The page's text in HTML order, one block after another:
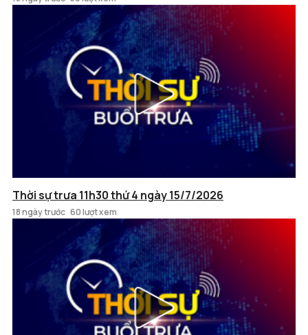
Thời sự trưa 11h30 thứ 4 ngày 15/7/2026
18 ngày trước 60 lượt xem